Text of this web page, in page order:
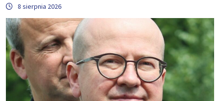
8 sierpnia 2026